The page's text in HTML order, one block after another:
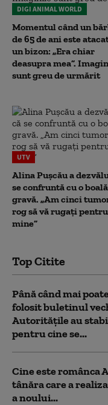
DIGI ANIMAL WORLD
Momentul când un
de 65 de ani este
un bizon: „Era chiar
deasupra mea”.
sunt greu de urmărit
UTV
Alina Pușcău a
se confruntă cu o boală
gravă. „Am cinci
rog să vă rugați pentru
mine”
Top Citite
Până când mai
folosit buletinul
Autoritățile au
pentru cine se...
Cine este românca
tânăra care a
a noului...